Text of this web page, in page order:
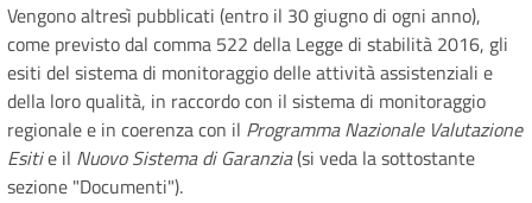
Vengono altresì pubblicati (entro il 30 giugno di ogni anno),
come previsto dal comma 522 della Legge di stabilità 2016, gli
esiti del sistema di monitoraggio delle attività assistenziali e
della loro qualità, in raccordo con il sistema di monitoraggio
regionale e in coerenza con il Programma Nazionale Valutazione
Esitie il Nuovo Sistema di Garanzia(si veda la sottostante
sezione "Documenti").